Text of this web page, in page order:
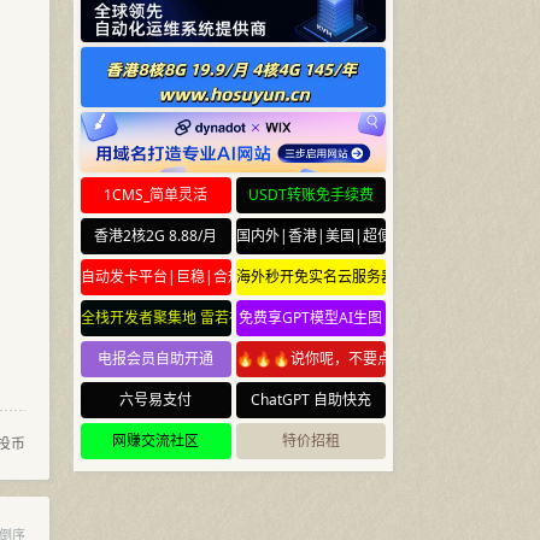
币
倒序
1CMS_简单灵活
USDT转账免手续费
香港2核2G 8.88/月
国内外|香港|美国|超便宜云服务器
自动发卡平台|巨稳|合规海外秒开免实名云服务器
全栈开发者聚集地 雷若社区 leiruo.com
免费享GPT模型AI生图
电报会员自助开通
🔥🔥🔥说你呢，不要点🔥🔥🔥
六号易支付
ChatGPT 自助快充
网赚交流社区
特价招租